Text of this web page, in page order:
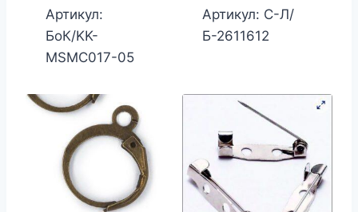
Артикул:
БоК/KK-
MSMC017-05
Артикул: С-Л/
Б-2611612